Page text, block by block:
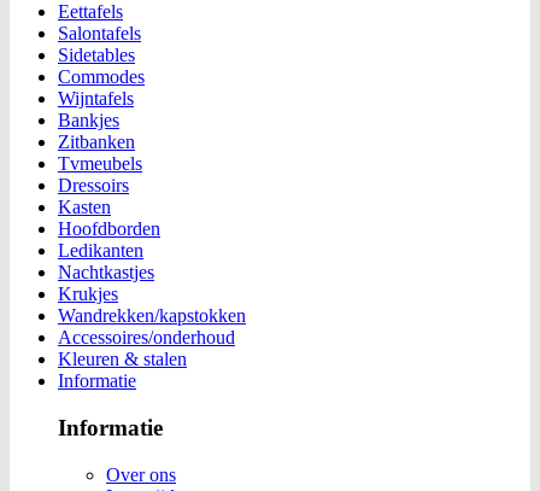
Eettafels
Salontafels
Sidetables
Commodes
Wijntafels
Bankjes
Zitbanken
Tvmeubels
Dressoirs
Kasten
Hoofdborden
Ledikanten
Nachtkastjes
Krukjes
Wandrekken/kapstokken
Accessoires/onderhoud
Kleuren & stalen
Informatie
Informatie
Over ons